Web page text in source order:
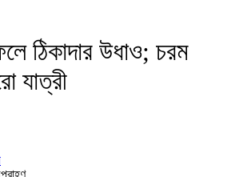
ঠিকাদার উধাও; চরম
যাত্রী